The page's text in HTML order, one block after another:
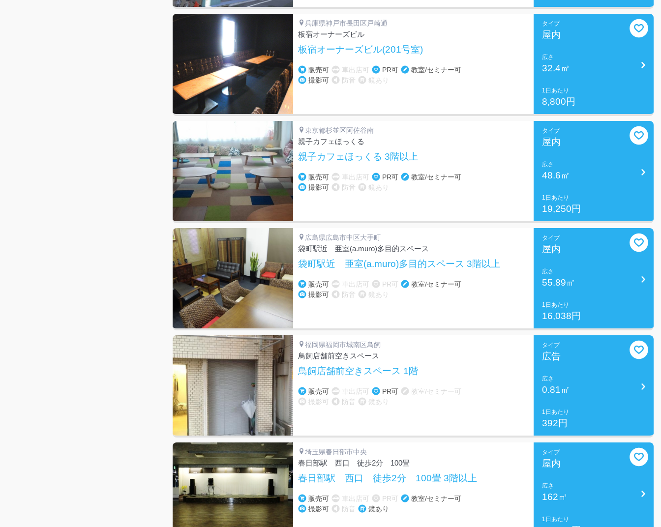
兵庫県神戸市長田区戸崎通
板宿オーナーズビル
板宿オーナーズビル(201号室)
販売可 車出店可 PR可
教室/セミナー可
撮影可
防音 鏡あり
タイプ
屋内
広さ
32.4㎡
1日あたり
8,800円
東京都杉並区阿佐谷南
親子カフェほっくる
親子カフェほっくる 3階以上
販売可 車出店可 PR可
教室/セミナー可
撮影可
防音 鏡あり
タイプ
屋内
広さ
48.6㎡
1日あたり
19,250円
広島県広島市中区大手町
袋町駅近 亜室(a.muro)多目的スペース
袋町駅近 亜室(a.muro)多目的スペース 3階以上
販売可 車出店可 PR可
教室/セミナー可
撮影可
防音 鏡あり
タイプ
屋内
広さ
55.89㎡
1日あたり
16,038円
福岡県福岡市城南区鳥飼
鳥飼店舗前空きスペース
鳥飼店舗前空きスペース 1階
販売可 車出店可 PR可
教室/セミナー可
撮影可
防音 鏡あり
タイプ
広告
広さ
0.81㎡
1日あたり
392円
埼玉県春日部市中央
春日部駅 西口 徒歩2分 100畳
春日部駅 西口 徒歩2分 100畳 3階以上
販売可 車出店可 PR可
教室/セミナー可
撮影可
防音 鏡あり
タイプ
屋内
広さ
162㎡
1日あたり